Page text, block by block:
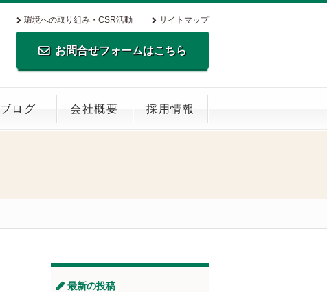
環境への取り組み・CSR活動 サイトマップ
お問合せフォームはこちら
TEL.0795-35-0516 FAX.0795-35-
0269
ブログ 会社概要 採用情報
最新の投稿